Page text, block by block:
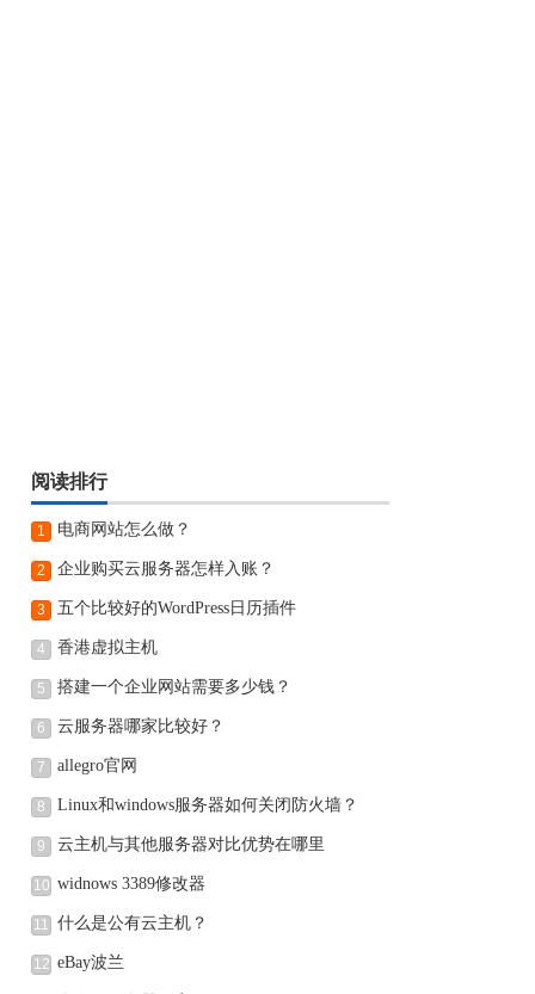
阅读排行
1 电商网站怎么做？
2 企业购买云服务器怎样入账？
3 五个比较好的WordPress日历插件
4 香港虚拟主机
5 搭建一个企业网站需要多少钱？
6 云服务器哪家比较好？
7 allegro官网
8 Linux和windows服务器如何关闭防火墙？
9 云主机与其他服务器对比优势在哪里
10 widnows 3389修改器
11 什么是公有云主机？
12 eBay波兰